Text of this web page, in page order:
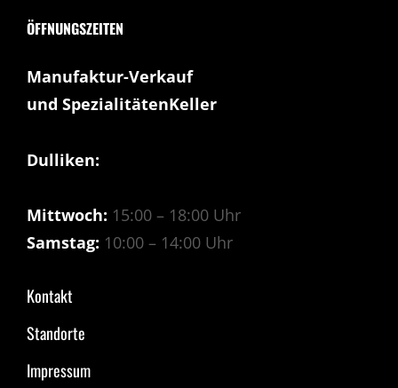
ÖFFNUNGSZEITEN
Manufaktur-Verkauf
und SpezialitätenKeller
Dulliken:
Mittwoch: 15:00 – 18:00 Uhr
Samstag: 10:00 – 14:00 Uhr
Kontakt
Standorte
Impressum